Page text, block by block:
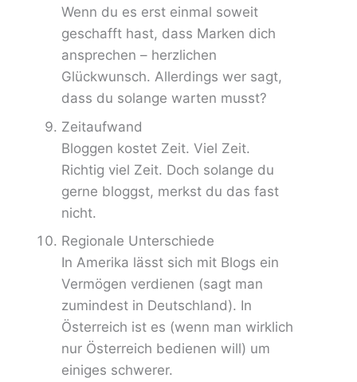
Wenn du es erst einmal soweit
geschafft hast, dass Marken dich
ansprechen – herzlichen
Glückwunsch. Allerdings wer sagt,
dass du solange warten musst?
Zeitaufwand
Bloggen kostet Zeit. Viel Zeit.
Richtig viel Zeit. Doch solange du
gerne bloggst, merkst du das fast
nicht.
Regionale Unterschiede
In Amerika lässt sich mit Blogs ein
Vermögen verdienen (sagt man
zumindest in Deutschland). In
Österreich ist es (wenn man wirklich
nur Österreich bedienen will) um
einiges schwerer.